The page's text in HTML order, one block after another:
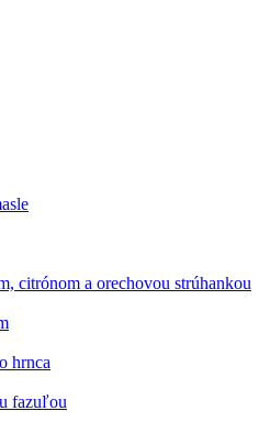
citrónom a orechovou strúhankou
hrnca
fazuľou